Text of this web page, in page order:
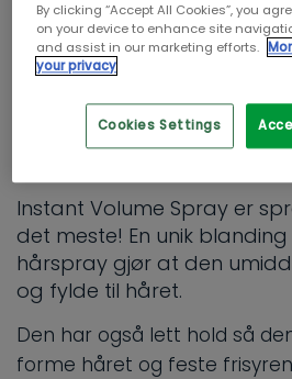
Define Instant
Instant Volume Spray er
det meste! En unik
hårspray gjør at den
og fylde til håret.
Den har også lett hold så
forme håret og feste
By clicking “Accept All Cookies”, you
on your device to enhance site
and assist in our marketing efforts.
your privacy
Cookies Settings